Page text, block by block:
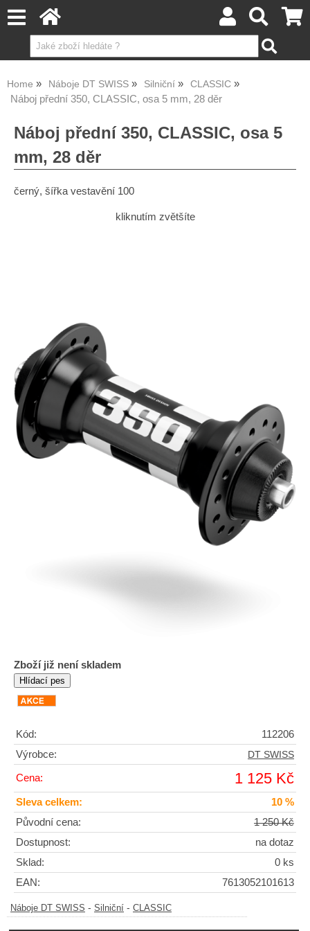
Home Náboje DT SWISS Silniční CLASSIC
Náboj přední 350, CLASSIC, osa 5 mm, 28 děr
Náboj přední 350, CLASSIC, osa 5
mm, 28 děr
černý, šířka vestavění 100
kliknutím zvětšíte
Zboží již není skladem
Kód:
112206
Výrobce:
DT SWISS
Cena: 1 125 Kč
Sleva celkem:
10 %
Původní cena:
1 250 Kč
Dostupnost:
na dotaz
Sklad:
0 ks
EAN:
7613052101613
Náboje DT SWISS - Silniční - CLASSIC